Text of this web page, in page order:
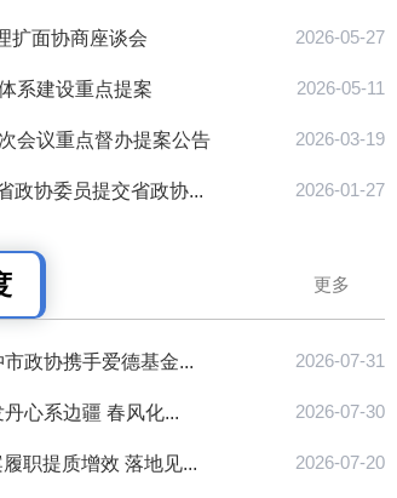
扩面协商座谈会 2026-05-27
系建设重点提案 2026-05-11
会议重点督办提案公告 2026-03-19
政协委员提交省政协... 2026-01-27
更多
市政协携手爱德基金... 2026-07-31
丹心系边疆 春风化... 2026-07-30
履职提质增效 落地见... 2026-07-20